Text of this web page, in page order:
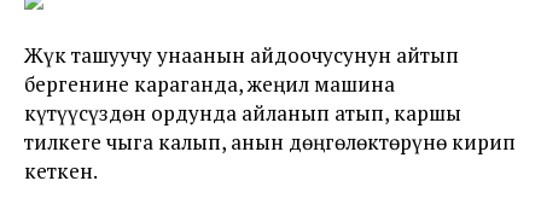
Жүк ташуучу унаанын айдоочусунун айтып
бергенине караганда, жеңил машина
күтүүсүздөн ордунда айланып атып, каршы
тилкеге чыга калып, анын дөңгөлөктөрүнө кирип
кеткен.